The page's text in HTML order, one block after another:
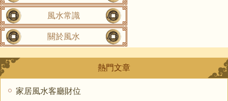
風水常識
關於風水
熱門文章
家居風水客廳財位